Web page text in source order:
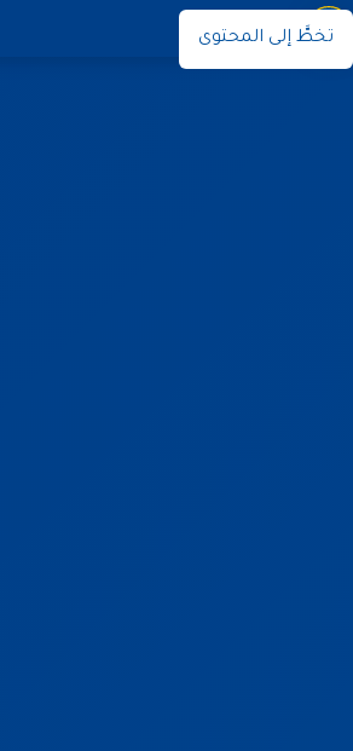
تخطَّ إلى المحتوى
نوران